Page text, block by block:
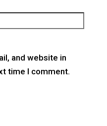
and website in
time I comment.